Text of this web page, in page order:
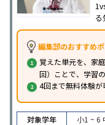
る
編集部のおすすめ
覚えた単元を、家
回）ことで、学習
4回まで無料体験が
対象学年 小1 ~ 6